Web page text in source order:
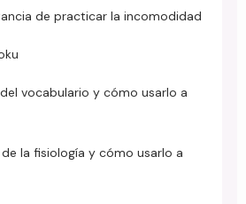
de practicar la incomodidad
vocabulario y cómo usarlo a
la fisiología y cómo usarlo a